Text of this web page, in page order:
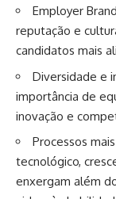
Employer
reputação e
candidatos mais
Diversidade e
importância de
inovação e
Processos
tecnológico,
enxergam além